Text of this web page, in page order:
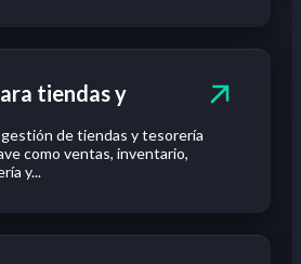
tiendas y
de tiendas y tesorería
como ventas, inventario,
y...